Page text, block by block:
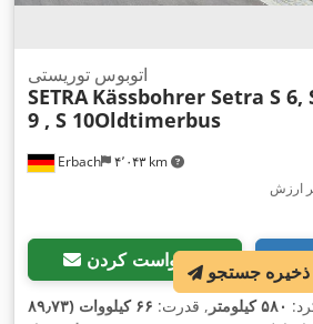
Erbach ۴٬۰۴۳ km
اتوبوس توریستی
SETRA Kässbohrer Setra S 6,
9 , S 10Oldtimerbus
ارزش
درخواست کردن
۵۸۰ کیلومتر , قدرت:
۶۶ کیلووات (۸۹٫۷۳
ذخیره جستجو